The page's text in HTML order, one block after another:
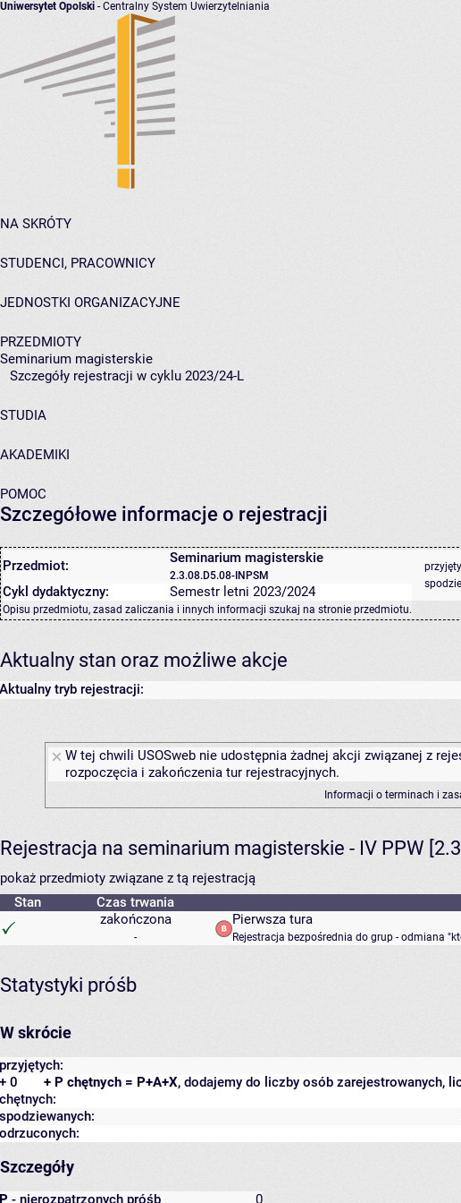
Uniwersytet Opolski - Centralny System Uwierzytelniania
NA SKRÓTY
STUDENCI, PRACOWNICY
JEDNOSTKI ORGANIZACYJNE
PRZEDMIOTY
Seminarium magisterskie
Szczegóły rejestracji w cyklu 2023/24-L
STUDIA
AKADEMIKI
POMOC
Szczegółowe informacje o rejestracji
Przedmiot: Seminarium magisterskie
2.3.08.D5.08-INPSM
Cykl dydaktyczny: Semestr letni 2023/2024
Opisu przedmiotu, zasad zaliczania i innych informacji szukaj na stronie przedmiotu.
Aktualny stan oraz możliwe akcje
Aktualny tryb rejestracji:
W tej chwili USOSweb nie udostępnia żadnej akcji związanej z
rozpoczęcia i zakończenia tur rejestracyjnych.
Informacji o terminach i
Rejestracja na seminarium magisterskie - IV PPW
pokaż przedmioty związane z tą rejestracją
Stan
Czas trwania
zakończona
-
Pierwsza tura
Rejestracja bezpośrednia do grup - odmiana
Statystyki próśb
W skrócie
przyjętych:
+ P chętnych = P+A+X, dodajemy do liczby osób zarejestrowanych,
+ 0
chętnych:
spodziewanych:
odrzuconych:
Szczegóły
P - nierozpatrzonych próśb 0